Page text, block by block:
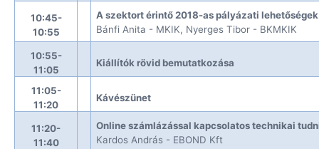
10:45-
10:55
A szektort érintő 2018-as pályázati lehetőségek
Bánfi Anita - MKIK, Nyerges Tibor - BKMKIK
10:55-
11:05
Kiállítók rövid bemutatkozása
11:05-
11:20
Kávészünet
11:20-
11:40
Online számlázással kapcsolatos technikai
Kardos András - EBOND Kft